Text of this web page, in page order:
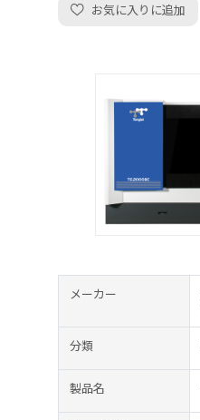
お気に入りに追加
メーカー
分類
製品名